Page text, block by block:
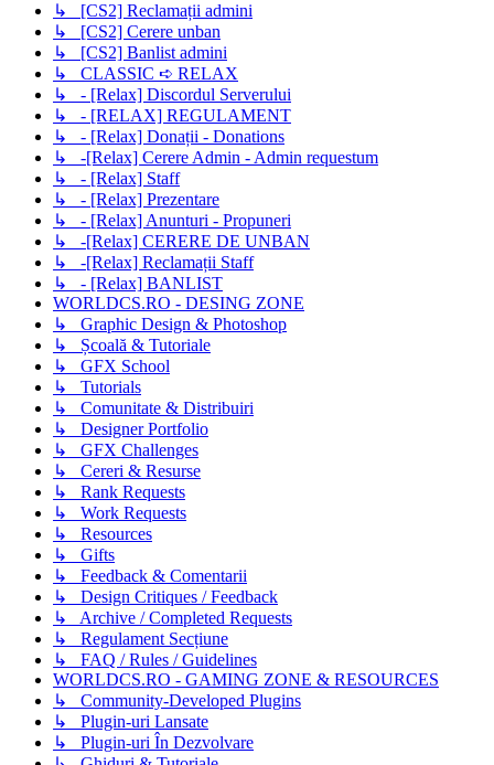
↳ [CS2] Reclamații admini
↳ [CS2] Cerere unban
↳ [CS2] Banlist admini
↳ CLASSIC ➪ RELAX
↳ - [Relax] Discordul Serverului
↳ - [RELAX] REGULAMENT
↳ - [Relax] Donații - Donations
↳ -[Relax] Cerere Admin - Admin requestum
↳ - [Relax] Staff
↳ - [Relax] Prezentare
↳ - [Relax] Anunturi - Propuneri
↳ -[Relax] CERERE DE UNBAN
↳ -[Relax] Reclamații Staff
↳ - [Relax] BANLIST
WORLDCS.RO - DESING ZONE
↳ Graphic Design & Photoshop
↳ Școală & Tutoriale
↳ GFX School
↳ Tutorials
↳ Comunitate & Distribuiri
↳ Designer Portfolio
↳ GFX Challenges
↳ Cereri & Resurse
↳ Rank Requests
↳ Work Requests
↳ Resources
↳ Gifts
↳ Feedback & Comentarii
↳ Design Critiques / Feedback
↳ Archive / Completed Requests
↳ Regulament Secțiune
↳ FAQ / Rules / Guidelines
WORLDCS.RO - GAMING ZONE & RESOURCES
↳ Community-Developed Plugins
↳ Plugin-uri Lansate
↳ Plugin-uri În Dezvolvare